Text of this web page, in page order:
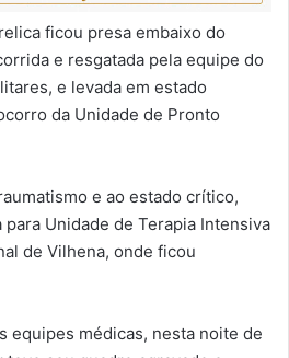
ficou presa embaixo do
e resgatada pela equipe do
e levada em estado
da Unidade de Pronto
e ao estado crítico,
Unidade de Terapia Intensiva
de Vilhena, onde ficou
equipes médicas, nesta noite de